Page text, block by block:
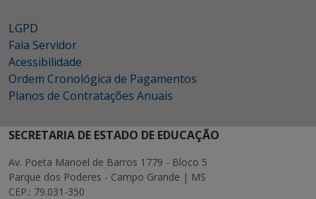
LGPD
Fala Servidor
Acessibilidade
Ordem Cronológica de Pagamentos
Planos de Contratações Anuais
SECRETARIA DE ESTADO DE EDUCAÇÃO
Av. Poeta Manoel de Barros 1779 - Bloco 5
Parque dos Poderes - Campo Grande | MS
CEP.: 79.031-350